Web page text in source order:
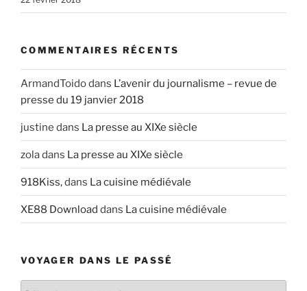
COMMENTAIRES RÉCENTS
ArmandToidodans L’avenir du journalisme – revue de
presse du 19 janvier 2018
justine dans La presse au XIXe siècle
zoladans La presse au XIXe siècle
918Kiss,dans La cuisine médiévale
XE88 Download dans La cuisine médiévale
VOYAGER DANS LE PASSÉ
V